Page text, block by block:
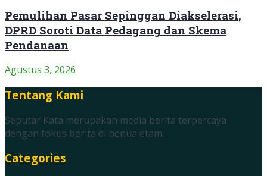
Pemulihan Pasar Sepinggan Diakselerasi,
DPRD Soroti Data Pedagang dan Skema
Pendanaan
Agustus 3, 2026
Tentang Kami
Seputar Kata merupakan media berita terpercaya
dengan fokus berita di benua etam.
Categories